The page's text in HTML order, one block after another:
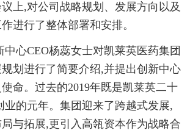
上,对公司战略规划、发展方向以及
进行了整体部署和安排。
心CEO杨蕊女士对凯莱英医药集团
划进行了简要介绍,并提出创新中心
命。过去的2019年既是凯莱英二十
业的元年。集团迎来了跨越式发展,
与拓展,更引入高瓴资本作为战略合